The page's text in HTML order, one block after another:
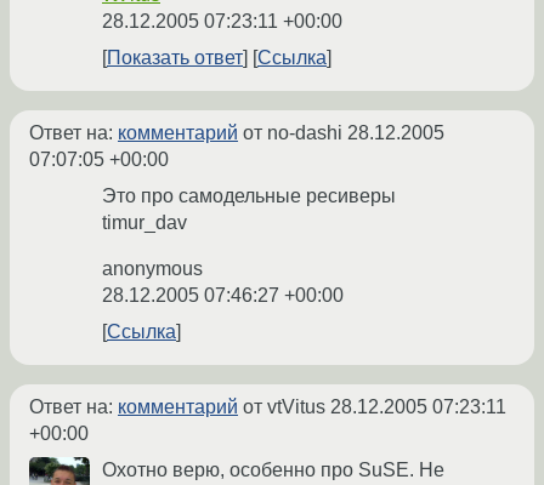
28.12.2005 07:23:11 +00:00
Показать ответ
Ссылка
Ответ на: комментарий от no-dashi 28.12.2005
07:07:05 +00:00
Это про самодельные ресиверы
timur_dav
anonymous
28.12.2005 07:46:27 +00:00
Ссылка
Ответ на: комментарий от vtVitus 28.12.2005 07:23:11
+00:00
Охотно верю, особенно про SuSE. Не